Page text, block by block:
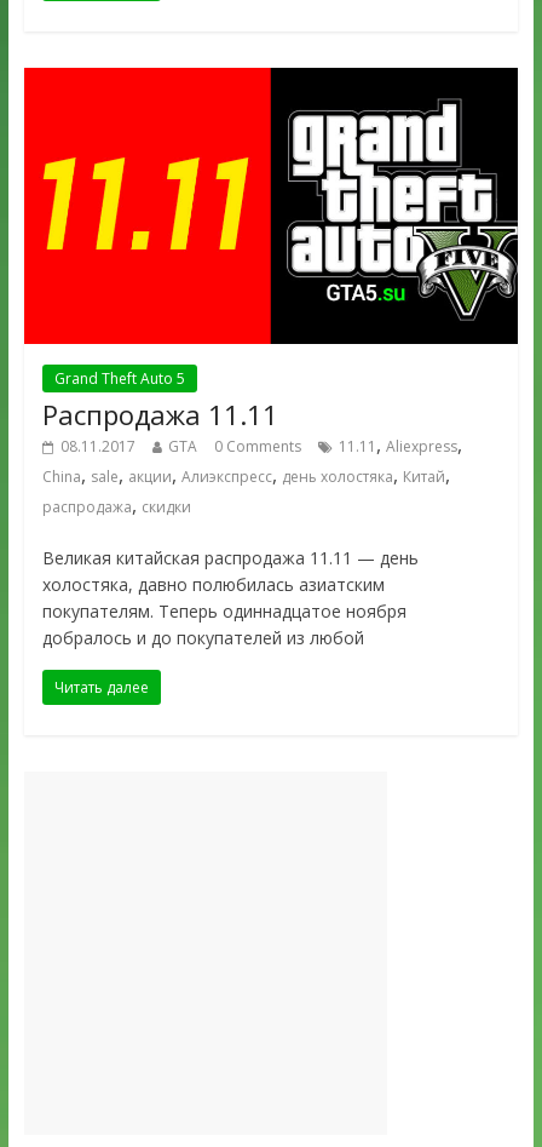
Grand Theft Auto 5
Распродажа 11.11
08.11.2017 GTA 0 Comments 11.11 , Aliexpress,
China, sale, акции, Алиэкспресс, день холостяка, Китай,
распродажа, скидки
Великая китайская распродажа 11.11 — день
холостяка, давно полюбилась азиатским
покупателям. Теперь одиннадцатое ноября
добралось и до покупателей из любой
Читать далее